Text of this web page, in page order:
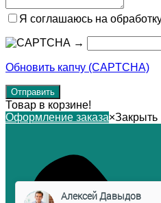
Я соглашаюсь на
→
Обновить капчу (CAPTCHA)
Товар в корзине!
Оформление заказа×Закрыть
Алексей Давыдов